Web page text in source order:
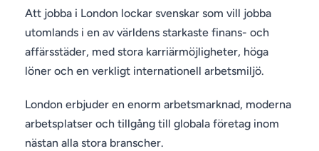
Att jobba i London lockar svenskar som vill jobba
utomlands i en av världens starkaste finans- och
affärsstäder, med stora karriärmöjligheter, höga
löner och en verkligt internationell arbetsmiljö.
London erbjuder en enorm arbetsmarknad, moderna
arbetsplatser och tillgång till globala företag inom
nästan alla stora branscher.